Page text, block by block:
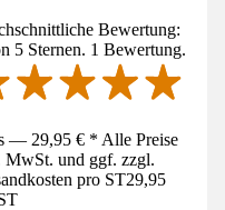
Bewertung:
5 Sternen. 1 Bewertung.
— 29,95 € * Alle Preise
MwSt. und ggf. zzgl.
pro ST29,95